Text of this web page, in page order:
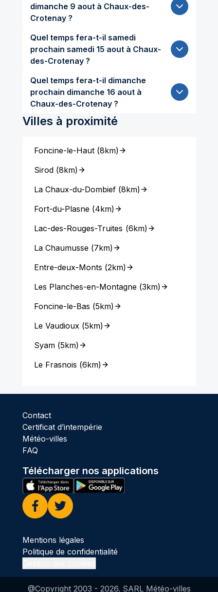
dimanche 9 aout à Chaux-des-
Crotenay ?
Quel temps fera-t-il samedi
prochain samedi 15 aout à Chaux-
des-Crotenay ?
Quel temps fera-t-il dimanche
prochain dimanche 16 aout à
Chaux-des-Crotenay ?
Villes à proximité
Foncine-le-Haut(8km)
Sirod(8km)
La Chaux-du-Dombief(8km)
Fort-du-Plasne(4km)
Lac-des-Rouges-Truites (6km)
La Chaumusse(7km)
Entre-deux-Monts (2km)
Les Planches-en-Montagne(3km)
Foncine-le-Bas (5km)
Le Vaudioux(5km)
Syam(5km)
Le Frasnois (6km)
Contact
Certificat d’intempérie
Météo-villes
FAQ
Télécharger nos applications
Facebook
Twitter
Mentions légales
Politique de confidentialité
@Copyright 2003 - 2026. SARL Météo-villes